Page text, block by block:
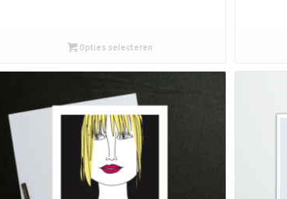
€ 2,50
Opties selecteren